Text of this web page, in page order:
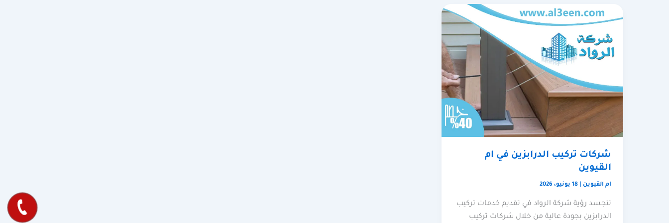
شركات تركيب الدرابزين في ام
القيوين
ام القيوين 18 يونيو، 2026
تتجسد رؤية شركة الرواد في تقديم خدمات تركيب
الدرابزين بجودة عالية من خلال شركات تركيب